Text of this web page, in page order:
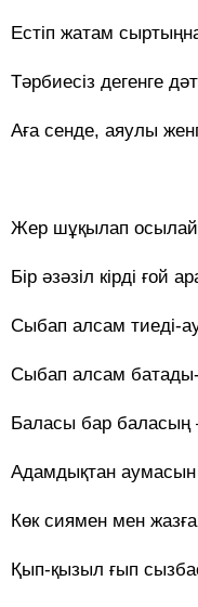
Естіп жатам
Тәрбиесіз дегенге
Аға сенде, аяулы
Жер шұқылап
Бір әзәзіл кірді ғой
Сыбап алсам тиеді-ау
Сыбап алсам
Баласы бар баласың
Адамдықтан аумасын
Көк сиямен мен
Қып-қызыл ғып